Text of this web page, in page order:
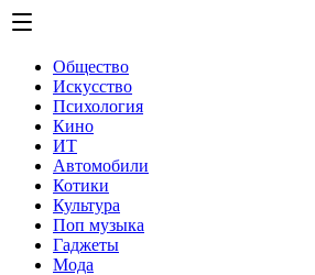
Общество
Искусство
Психология
Кино
ИТ
Автомобили
Котики
Культура
Поп музыка
Гаджеты
Мода